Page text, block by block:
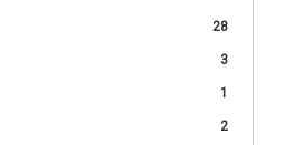
28
3
1
2